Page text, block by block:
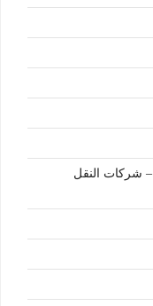
Egypt tourism transportation companies – شركات النقل